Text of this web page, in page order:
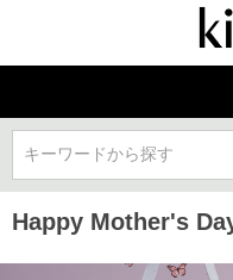
キーワードから探す
Happy Mother's